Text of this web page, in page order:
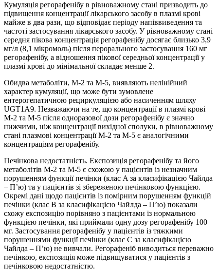
Кумуляція регорафенібу в рівноважному стані призводить до
підвищення концентрації лікарського засобу в плазмі крові
майже в два рази, що відповідає періоду напіввиведення та
частоті застосування лікарського засобу. У рівноважному стані
середня пікова концентрація регорафенібу досягає близько 3,9
мг/л (8,1 мікромоль) після перорального застосування 160 мг
регорафенібу, а відношення пікової середньої концентрації у
плазмі крові до мінімальної складає менше 2.
Обидва метаболіти, М-2 та М-5, виявляють нелінійний
характер кумуляції, що може бути зумовлене
ентерогепатичною рециркуляцією або насиченням шляху
UGT1A9. Незважаючи на те, що концентрації в плазмі крові
М-2 та М-5 після одноразової дози регорафенібу є значно
нижчими, ніж концентрації вихідної сполуки, в рівноважному
стані плазмові концентрації М-2 та М-5 є аналогічними
концентраціям регорафенібу.
Печінкова недостатність. Експозиція регорафенібу та його
метаболітів M-2 та M-5 є схожою у пацієнтів із незначним
порушенням функції печінки (клас A за класифікацією Чайлда
– П’ю) та у пацієнтів зі збереженою печінковою функцією.
Окремі дані щодо пацієнтів із помірним порушенням функцій
печінки (клас B за класифікацією Чайлда – П’ю) показали
схожу експозицію порівняно з пацієнтами із нормальною
функцією печінки, які приймали одну дозу регорафенібу 100
мг. Застосування регорафенібу у пацієнтів із тяжкими
порушеннями функції печінки (клас С за класифікацією
Чайлда – П’ю) не вивчали. Регорафеніб виводиться переважно
печінкою, експозиція може підвищуватися у пацієнтів з
печінковою недостатністю.